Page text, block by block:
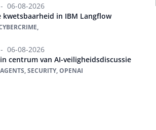
06-08-2026
in IBM Langflow
06-08-2026
centrum van AI-veiligheidsdiscussie
SECURITY, OPENAI